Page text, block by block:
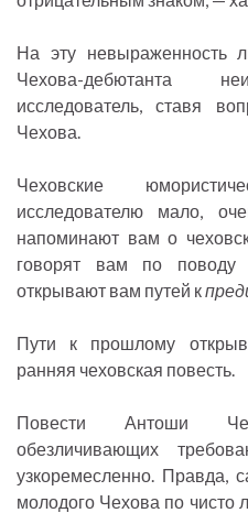
На эту невыраженность
Чехова-дебютанта
исследователь, ставя
Чехова.
Чеховские
исследователю мало,
напоминают вам о
говорят вам по поводу
открывают вам путей к
Пути к прошлому
ранняя чеховская повесть.
Повести Антоши
обезличивающих
узкоремесленно. Правда,
молодого Чехова по чисто